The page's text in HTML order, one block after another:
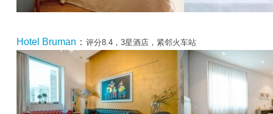
Hotel Bruman ： 评分8.4，3星酒店，紧邻火车站